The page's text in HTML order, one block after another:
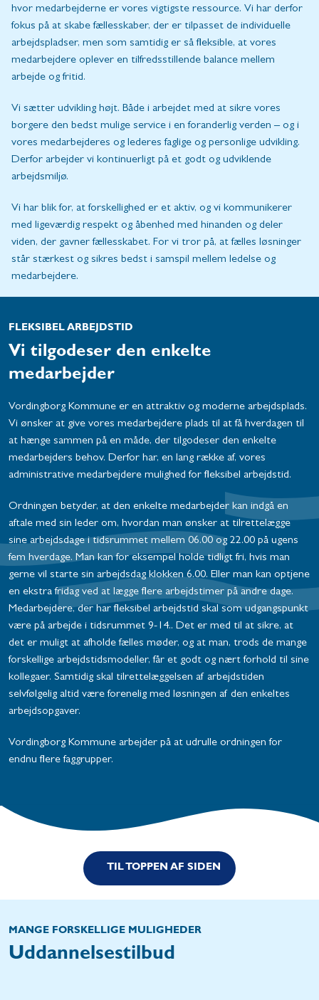
hvor medarbejderne er vores vigtigste ressource. Vi har derfor
fokus på at skabe fællesskaber, der er tilpasset de individuelle
arbejdspladser, men som samtidig er så fleksible, at vores
medarbejdere oplever en tilfredsstillende balance mellem
arbejde og fritid.
Vi sætter udvikling højt. Både i arbejdet med at sikre vores
borgere den bedst mulige service i en foranderlig verden – og i
vores medarbejderes og lederes faglige og personlige udvikling.
Derfor arbejder vi kontinuerligt på et godt og udviklende
arbejdsmiljø.
Vi har blik for, at forskellighed er et aktiv, og vi kommunikerer
med ligeværdig respekt og åbenhed med hinanden og deler
viden, der gavner fællesskabet. For vi tror på, at fælles løsninger
står stærkest og sikres bedst i samspil mellem ledelse og
medarbejdere.
FLEKSIBEL ARBEJDSTID
Vi tilgodeser den enkelte
medarbejder
Vordingborg Kommune er en attraktiv og moderne arbejdsplads.
Vi ønsker at give vores medarbejdere plads til at få hverdagen til
at hænge sammen på en måde, der tilgodeser den enkelte
medarbejders behov. Derfor har, en lang række af, vores
administrative medarbejdere mulighed for fleksibel arbejdstid.
Ordningen betyder, at den enkelte medarbejder kan indgå en
aftale med sin leder om, hvordan man ønsker at tilrettelægge
sine arbejdsdage i tidsrummet mellem 06.00 og 22.00 på ugens
fem hverdage. Man kan for eksempel holde tidligt fri, hvis man
gerne vil starte sin arbejdsdag klokken 6.00. Eller man kan optjene
en ekstra fridag ved at lægge flere arbejdstimer på andre dage.
Medarbejdere, der har fleksibel arbejdstid skal som udgangspunkt
være på arbejde i tidsrummet 9-14.. Det er med til at sikre, at
det er muligt at afholde fælles møder, og at man, trods de mange
forskellige arbejdstidsmodeller, får et godt og nært forhold til sine
kollegaer. Samtidig skal tilrettelæggelsen af arbejdstiden
selvfølgelig altid være forenelig med løsningen af den enkeltes
arbejdsopgaver.
Vordingborg Kommune arbejder på at udrulle ordningen for
endnu flere faggrupper.
TIL TOPPEN AF SIDEN
MANGE FORSKELLIGE MULIGHEDER
Uddannelsestilbud